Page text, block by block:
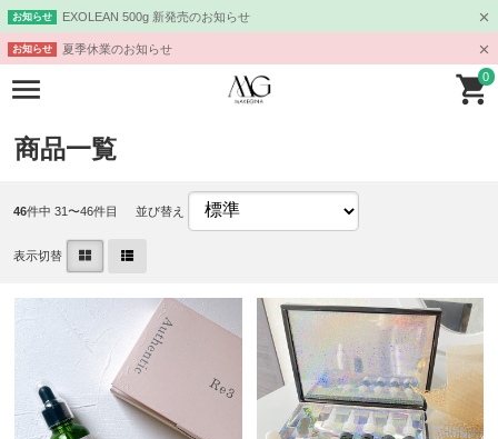
お知らせ EXOLEAN 500g 新発売のお知らせ
お知らせ 夏季休業のお知らせ
0
商品一覧
46件中 31〜46件目 並び替え
表示切替